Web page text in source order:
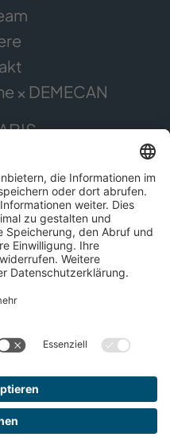
× DEMECAN
Anbau